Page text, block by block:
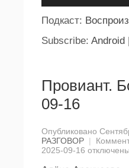
Подкаст:
Subscribe: Android |
Провиант.
09-16
Опубликовано
РАЗГОВОР |
2025-09-16 отключены